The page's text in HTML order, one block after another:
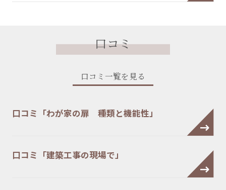
口コミ
口コミ一覧を見る
口コミ「わが家の扉 種類と機能性」
口コミ「建築工事の現場で」